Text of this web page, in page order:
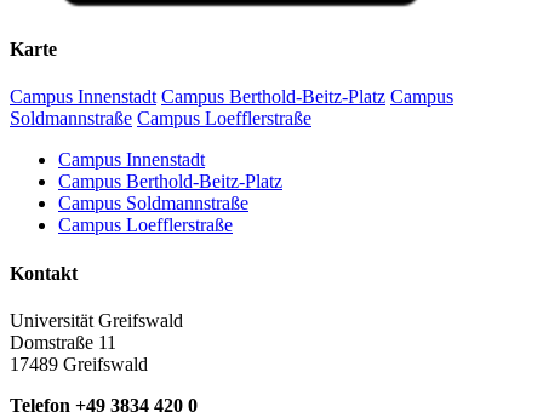
Karte
Campus Innenstadt Campus Berthold-Beitz-Platz Campus
Soldmannstraße Campus Loefflerstraße
Campus Innenstadt
Campus Berthold-Beitz-Platz
Campus Soldmannstraße
Campus Loefflerstraße
Kontakt
Universität Greifswald
Domstraße 11
17489 Greifswald
Telefon +49 3834 420 0